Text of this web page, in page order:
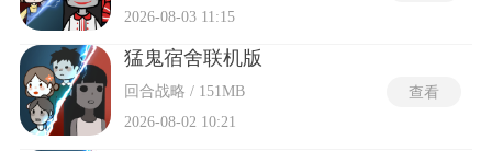
2026-08-03 11:15
猛鬼宿舍联机版
回合战略 / 151MB
2026-08-02 10:21
查看